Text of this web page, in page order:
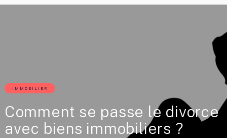
IMMOBILIER
Comment se passe le divorce
avec biens immobiliers ?